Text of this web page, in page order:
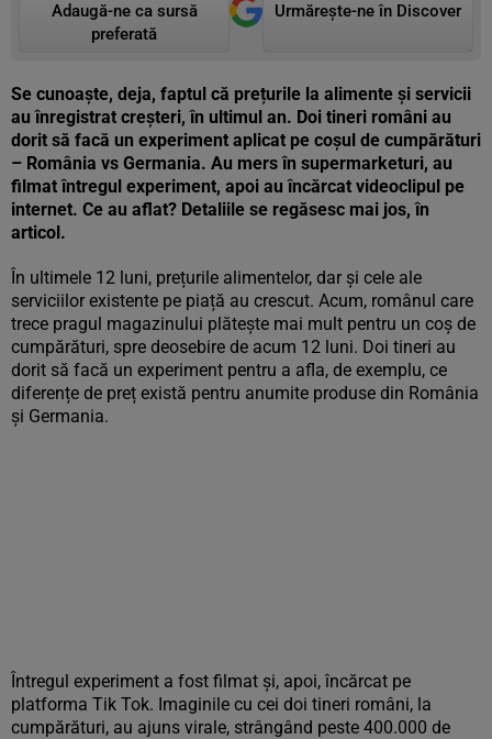
Adaugă-ne ca sursă
preferată
Urmărește-ne în Discover
Se cunoaște, deja, faptul că prețurile la alimente și servicii
au înregistrat creșteri, în ultimul an. Doi tineri români au
dorit să facă un experiment aplicat pe coșul de cumpărături
– România vs Germania. Au mers în supermarketuri, au
filmat întregul experiment, apoi au încărcat videoclipul pe
internet. Ce au aflat? Detaliile se regăsesc mai jos, în
articol.
În ultimele 12 luni, prețurile alimentelor, dar și cele ale
serviciilor existente pe piață au crescut. Acum, românul care
trece pragul magazinului plătește mai mult pentru un coș de
cumpărături, spre deosebire de acum 12 luni. Doi tineri au
dorit să facă un experiment pentru a afla, de exemplu, ce
diferențe de preț există pentru anumite produse din România
și Germania.
Întregul experiment a fost filmat și, apoi, încărcat pe
platforma Tik Tok. Imaginile cu cei doi tineri români, la
cumpărături, au ajuns virale, strângând peste 400.000 de